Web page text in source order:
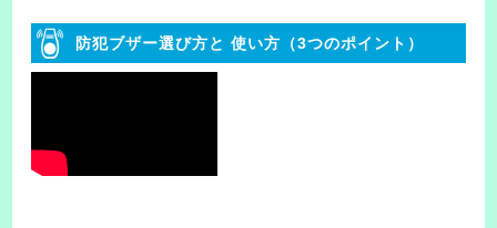
防犯ブザー選び方と 使い方（3つのポイント）